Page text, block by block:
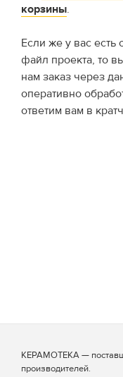
корзины.
Если же у вас
файл проекта, то
нам заказ через
оперативно
ответим вам в
КЕРАМОТЕКА —
производителей.